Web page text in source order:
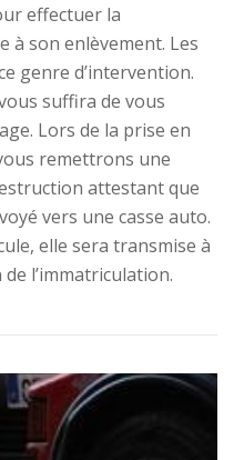
effectuer la
à son enlèvement. Les
genre d’intervention.
suffira de vous
Lors de la prise en
remettrons une
attestant que
vers une casse auto.
elle sera transmise à
l’immatriculation.